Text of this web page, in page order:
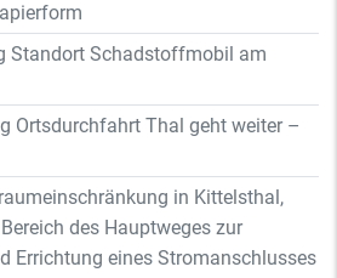
Standort Schadstoffmobil am
Ortsdurchfahrt Thal geht weiter –
in Kittelsthal,
des Hauptweges zur
Errichtung eines Stromanschlusses